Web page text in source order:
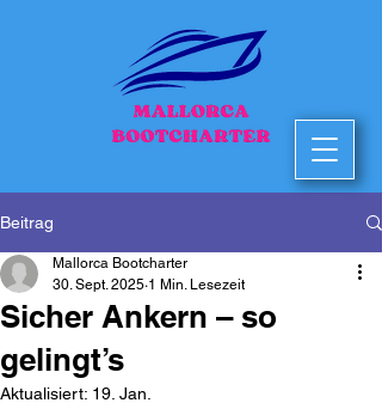
Beitrag
Sicher Ankern – so
gelingt’s
Mallorca Bootcharter
30. Sept. 2025 1 Min. Lesezeit
Aktualisiert: 19. Jan.